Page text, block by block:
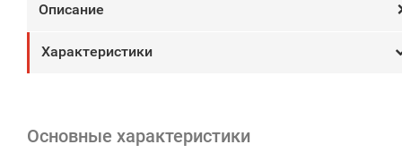
Описание
Характеристики
Основные характеристики